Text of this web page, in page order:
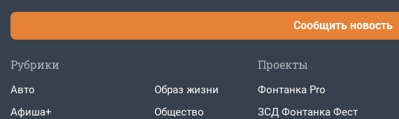
Сообщить новость
Рубрики
Авто
Афиша+
Образ жизни
Общество
Проекты
Фонтанка Pro
ЗСД Фонтанка Фест